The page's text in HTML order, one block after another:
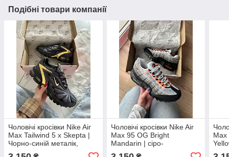
Подібні товари компанії
Чоловічі кросівки Nike Air
Max Tailwind 5 x Skepta |
Чорно-синій металік,
розміри 41–45
Чоловічі кросівки Nike Air
Max 95 OG Bright
Mandarin | сіро-
помаранчеві, розміри 40–
Max